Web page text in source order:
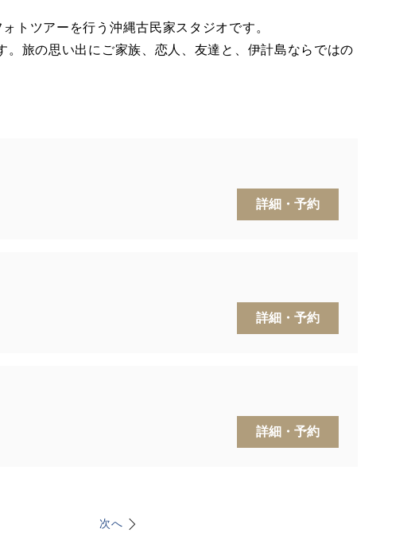
トツアーを行う沖縄古民家スタジオです。
旅の思い出にご家族、恋人、友達と、伊計島ならではの
詳細・予約
詳細・予約
詳細・予約
次へ